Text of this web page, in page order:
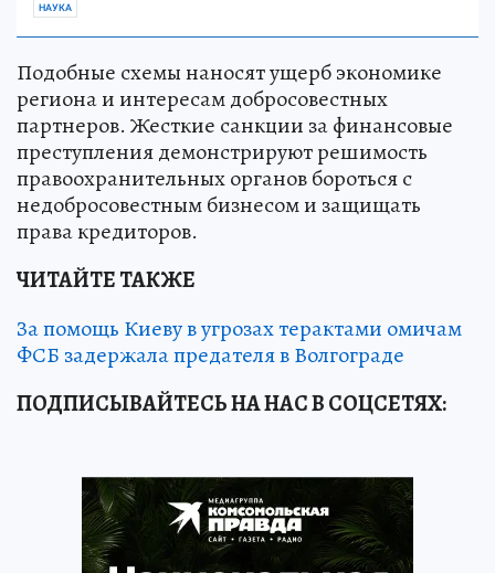
НАУКА
Подобные схемы наносят ущерб экономике
региона и интересам добросовестных
партнеров. Жесткие санкции за финансовые
преступления демонстрируют решимость
правоохранительных органов бороться с
недобросовестным бизнесом и защищать
права кредиторов.
ЧИТАЙТЕ ТАКЖЕ
За помощь Киеву в угрозах терактами омичам
ФСБ задержала предателя в Волгограде
ПОДПИСЫВАЙТЕСЬ НА НАС В СОЦСЕТЯХ: